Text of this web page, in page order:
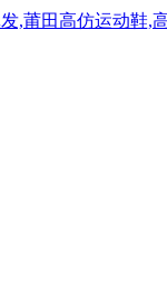
,莆田高仿运动鞋,